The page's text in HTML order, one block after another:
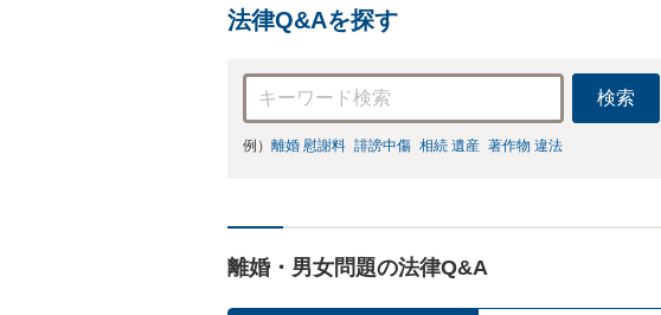
法律Q&Aを探す
検索
例） 離婚 慰謝料 誹謗中傷 相続 遺産 著作物 違法
離婚・男女問題の法律Q&A